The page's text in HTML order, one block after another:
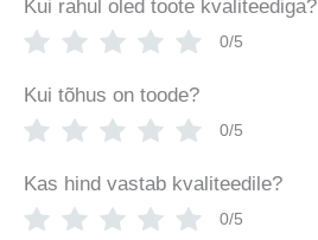
Kui rahul oled toote kvaliteediga?
0/5
Kui tõhus on toode?
0/5
Kas hind vastab kvaliteedile?
0/5